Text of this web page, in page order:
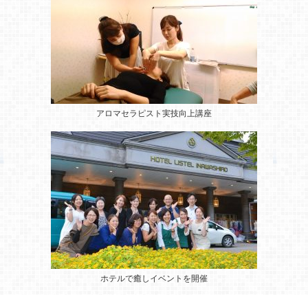
アロマセラピスト実技向上講座
ホテルで癒しイベントを開催